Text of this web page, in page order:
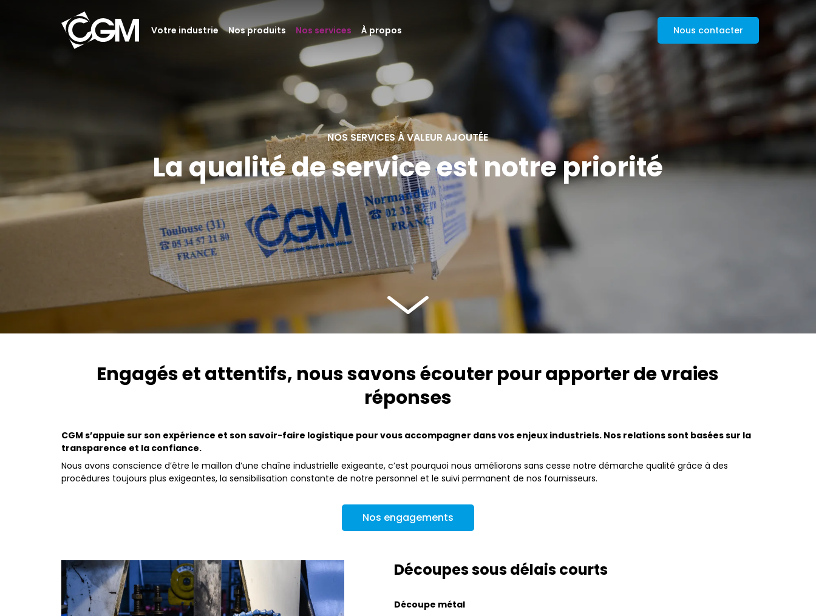
Votre industrie Nos produits Nos services À propos Nous contacter
Engagés et attentifs, nous savons écouter pour apporter de vraies
réponses
CGM s’appuie sur son expérience et son savoir-faire logistique pour vous accompagner dans vos enjeux industriels. Nos relations sont basées sur la
transparence et la confiance.
Nous avons conscience d’être le maillon d’une chaîne industrielle exigeante, c’est pourquoi nous améliorons sans cesse notre démarche qualité grâce à des
procédures toujours plus exigeantes, la sensibilisation constante de notre personnel et le suivi permanent de nos fournisseurs.
Nos engagements
Découpes sous délais courts
Découpe métal